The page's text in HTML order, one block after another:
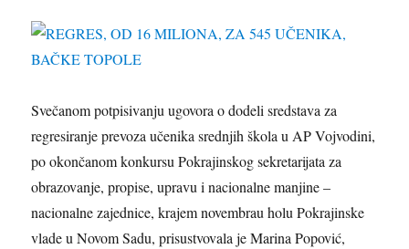
Svečanom potpisivanju ugovora o dodeli sredstava za
regresiranje prevoza učenika srednjih škola u AP Vojvodini,
po okončanom konkursu Pokrajinskog sekretarijata za
obrazovanje, propise, upravu i nacionalne manjine –
nacionalne zajednice, krajem novembrau holu Pokrajinske
vlade u Novom Sadu, prisustvovala je Marina Popović,